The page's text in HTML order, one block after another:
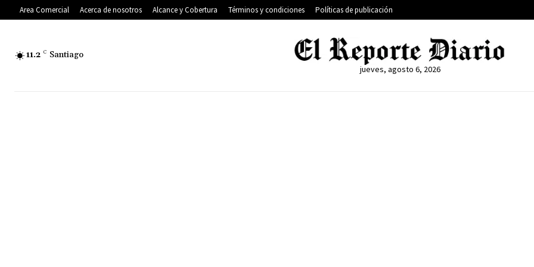
Area Comercial Acerca de nosotros Alcance y Cobertura Términos y condiciones Políticas de publicación
11.2 C Santiago
jueves, agosto 6, 2026